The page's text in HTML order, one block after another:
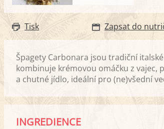
Tisk Zapsat do
Špagety Carbonara jsou tradiční
kombinuje krémovou omáčku z vajec,
a chutné jídlo, ideální pro (ne)všední
INGREDIENCE